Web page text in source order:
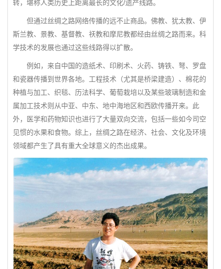
转，堪称人类历史上距离最长的文化/遗产线路。
但通过丝绸之路网络传播的远不止商品。佛教、犹太教、伊
斯兰教、景教、基督教、祆教和摩尼教都经由丝绸之路而来。科
学技术的发展也通过这些线路得以扩散。
例如，来自中国的造纸术、印刷术、火药、铸铁、弩、罗盘
和瓷器传播到世界各地。工程技术（尤其是桥梁建造）、棉花的
种植与加工、织毯、历法科学、葡萄栽培以及某些玻璃制造和金
属加工技术则从中亚、中东、地中海地区和西欧传播开来。此
外，医学和药物知识也进行了大量双向交流，包括一些如今司空
见惯的水果和食物。综上，丝绸之路在经济、社会、文化及环境
领域都产生了具有重大全球意义的杰出成果。